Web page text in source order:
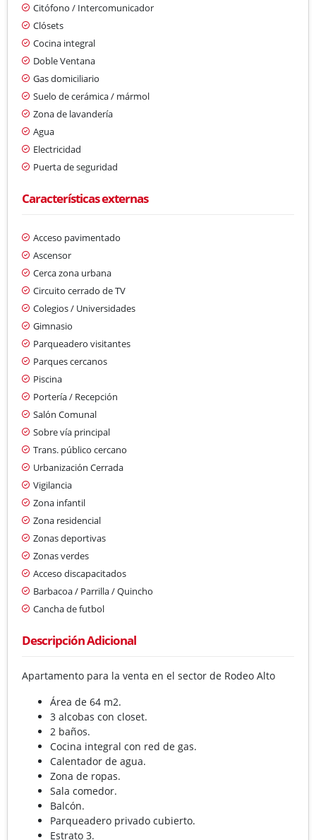
Citófono / Intercomunicador
Clósets
Cocina integral
Doble Ventana
Gas domiciliario
Suelo de cerámica / mármol
Zona de lavandería
Agua
Electricidad
Puerta de seguridad
Características externas
Acceso pavimentado
Ascensor
Cerca zona urbana
Circuito cerrado de TV
Colegios / Universidades
Gimnasio
Parqueadero visitantes
Parques cercanos
Piscina
Portería / Recepción
Salón Comunal
Sobre vía principal
Trans. público cercano
Urbanización Cerrada
Vigilancia
Zona infantil
Zona residencial
Zonas deportivas
Zonas verdes
Acceso discapacitados
Barbacoa / Parrilla / Quincho
Cancha de futbol
Descripción Adicional
Apartamento para la venta en el sector de Rodeo Alto
Área de 64 m2.
3 alcobas con closet.
2 baños.
Cocina integral con red de gas.
Calentador de agua.
Zona de ropas.
Sala comedor.
Balcón.
Parqueadero privado cubierto.
Estrato 3.